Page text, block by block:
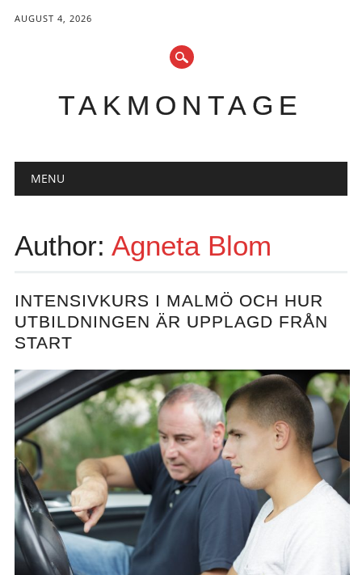
AUGUST 4, 2026
TAKMONTAGE
Main menu
MENU
Author: Agneta Blom
INTENSIVKURS I MALMÖ OCH HUR
UTBILDNINGEN ÄR UPPLAGD FRÅN
START